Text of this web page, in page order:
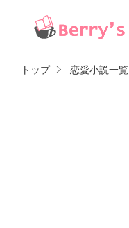
トップ 恋愛小説一覧